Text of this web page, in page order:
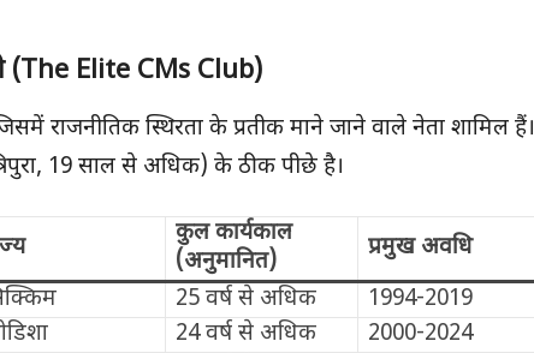
(The Elite CMs Club)
राजनीतिक स्थिरता के प्रतीक माने जाने वाले नेता शामिल हैं।
19 साल से अधिक) के ठीक पीछे है।
कुल कार्यकाल
(अनुमानित)
प्रमुख अवधि
25 वर्ष से अधिक
1994-2019
24 वर्ष से अधिक
2000-2024